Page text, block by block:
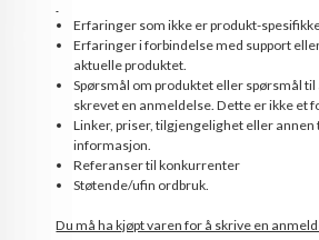
Erfaringer som ikke er produkt-
Erfaringer i forbindelse med support
aktuelle produktet.
Spørsmål om produktet eller spørsmål
skrevet en anmeldelse. Dette er ikke et
Linker, priser, tilgjengelighet eller
informasjon.
Referanser til konkurrenter
Støtende/ufin ordbruk.
Du må ha kjøpt varen for å skrive en